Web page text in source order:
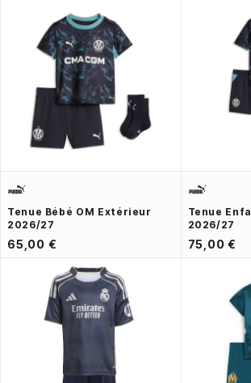
Tenue Bébé OM Extérieur
2026/27
65,00 €
Tenue
2026/27
75,00 €